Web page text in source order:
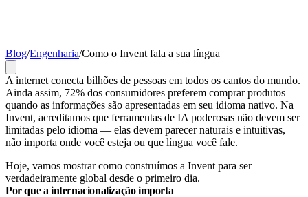
Blog/Engenharia/Como o Invent fala a sua língua
A internet conecta bilhões de pessoas em todos os cantos do mundo.
Ainda assim, 72% dos consumidores preferem comprar produtos
quando as informações são apresentadas em seu idioma nativo. Na
Invent, acreditamos que ferramentas de IA poderosas não devem ser
limitadas pelo idioma — elas devem parecer naturais e intuitivas,
não importa onde você esteja ou que língua você fale.
Hoje, vamos mostrar como construímos a Invent para ser
verdadeiramente global desde o primeiro dia.
Por que a internacionalização importa